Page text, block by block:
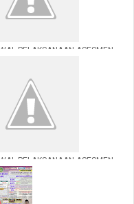
PELAKSANAAN ASESMEN
PELAKSANAAN ASESMEN
AKHIR SEMESTER GANJIL
3 BENGKAYANG TAHUN
2025/2026